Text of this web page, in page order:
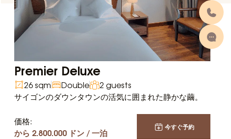
Premier Deluxe
26 sqm Double
2 guests
サイゴンのダウンタウンの活気に囲まれた静かな繭。
価格:
から 2.800.000 ドン / 一泊 今すぐ予約